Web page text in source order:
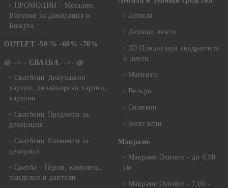
ПРОМОЦИИ - Метални
Висулки за Декорация и
Бижута
OUTLET -50 % -60% -70%
@-->-- СВАТБА --<--@
Сватбени Декупажни
хартии, дизайнерски хартии,
картони
Сватбени Предмети за
декорация
Сватбени Елементи за
декораци
Сватба - Перли, камъчета,
панделки и дантели
Лепила
Лепящи ленти
3D Повдигащи квадратчета
и ленти
Магнити
Велкро
Силикон
Фото ъгли
Макраме
Макраме Основи - до 6,00
см
Макраме Основи - 7,00 -